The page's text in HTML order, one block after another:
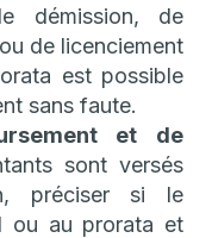
démission, de
de licenciement
est possible
sans faute.
et de
sont versés
préciser si le
ou au prorata et